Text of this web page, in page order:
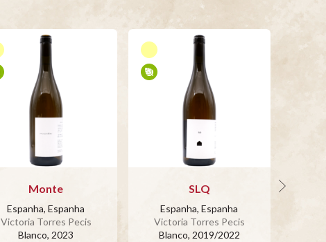
Monte
Espanha, Espanha
Victoria Torres Pecis
Blanco, 2023
SLQ
Espanha, Espanha
Victoria Torres Pecis
Blanco, 2019/2022